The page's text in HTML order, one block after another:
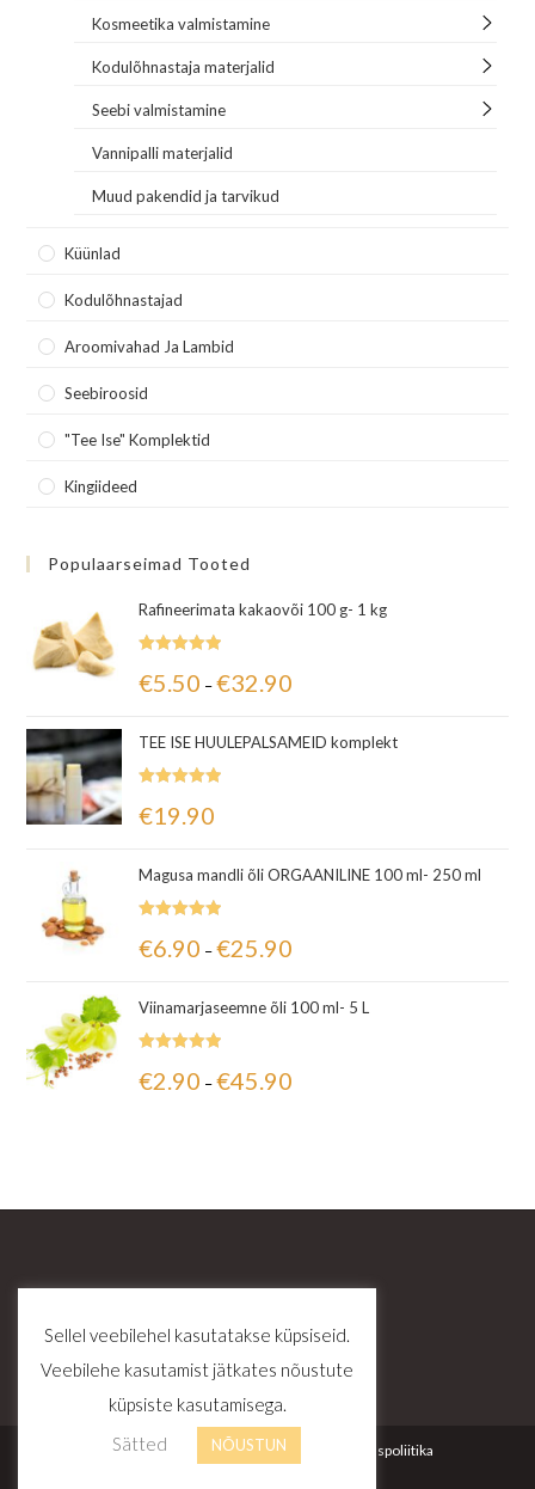
Kosmeetika valmistamine
Kodulõhnastaja materjalid
Seebi valmistamine
Vannipalli materjalid
Muud pakendid ja tarvikud
Küünlad
Kodulõhnastajad
Aroomivahad Ja Lambid
Seebiroosid
"Tee Ise" Komplektid
Kingiideed
Populaarseimad Tooted
Rafineerimata kakaovõi 100 g- 1 kg
5.00 / 5
€5.50 – €32.90
TEE ISE HUULEPALSAMEID komplekt
5.00 / 5
€19.90
Magusa mandli õli ORGAANILINE 100 ml- 250 ml
5.00/ 5
€6.90 – €25.90
Viinamarjaseemne õli 100 ml- 5 L
5.00 / 5
€2.90 – €45.90
Kontakt Tellimustingimused Privaatsuspoliitika
Sellel veebilehel kasutatakse küpsiseid.
Veebilehe kasutamist jätkates nõustute
küpsiste kasutamisega.
Sätted
NÕUSTUN